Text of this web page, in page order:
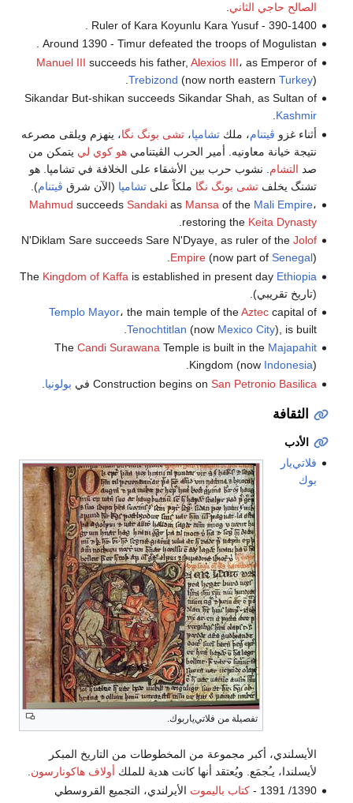
الصالح حاجي الثاني
390-1400 - Ruler of Kara Koyunlu Kara Yusuf .
Around 1390 - Timur defeated the troops of Mogulistan .
Manuel III succeeds his father, Alexios III، as Emperor of
Trebizond (now north eastern Turkey).
Sikandar But-shikan succeeds Sikandar Shah, as Sultan of
Kashmir
أثناء غزو ڤيتنام، ملكتشامپا،تشى بونگ نگا، ينهزم ويلقى مصرعه
نتيجة خيانة معاونيه. أمير الحرب الڤيتناميهو كوي لي يتمكن من
صد التشام . نشوب حرب بين الأشقاء على الخلافة في تشامپا. هو
تشنگ يخلفتشى بونگ نگا ملكاً علىتشامپا (الآن شرق ڤيتنام).
Mahmud succeeds Sandakias Mansa of the Mali Empire،
restoring the Keita Dynasty
N'Diklam Sare succeeds Sare N'Dyaye, as ruler of the Jolof
Empire(now part of Senegal).
The Kingdom of Kaffa is established in present day Ethiopia
(تاريخ تقريبي).
Templo Mayor، the main temple of theAzteccapital of
Tenochtitlan (now Mexico City), is built.
The Candi SurawanaTemple is built in the Majapahit
Kingdom (now Indonesia).
Construction begins on San Petronio Basilica في بولونيا
الثقافة
الأدب
تفصيلة من فلاتي‌ياربوك.
فلاتي‌يار
بوك
الأيسلندي، أكبر مجموعة من المخطوطات من التاريخ المبكر
لأيسلندا، يـُجمَع. ويُعتقد أنها كانت هدية للملك أولاف هاكونارسون
1390/ 1391 -
كتاب باليموت الأيرلندي، التجميع القروسطي